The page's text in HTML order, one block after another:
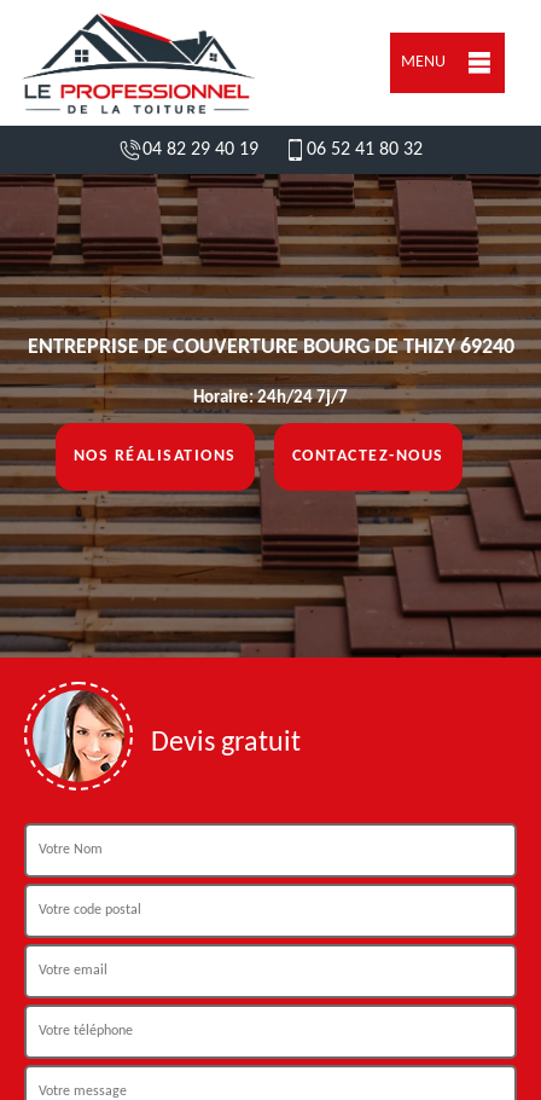
MENU
04 82 29 40 19 06 52 41 80 32
ENTREPRISE DE COUVERTURE BOURG DE THIZY 69240
Horaire: 24h/24 7j/7
NOS RÉALISATIONS CONTACTEZ-NOUS
Devis gratuit